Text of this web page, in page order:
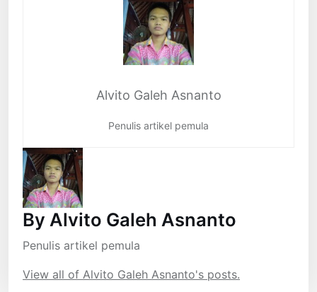
Alvito Galeh Asnanto
Penulis artikel pemula
By Alvito Galeh Asnanto
Penulis artikel pemula
View all of Alvito Galeh Asnanto's posts.